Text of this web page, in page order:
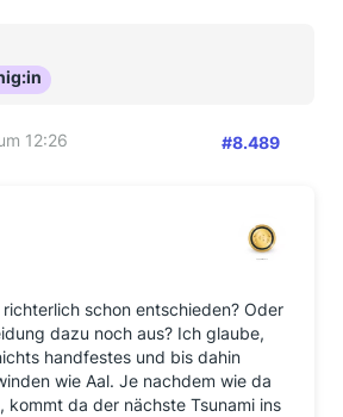
12:26 #8.489
schon entschieden? Oder
dazu noch aus? Ich glaube,
handfestes und bis dahin
wie Aal. Je nachdem wie da
kommt da der nächste Tsunami ins